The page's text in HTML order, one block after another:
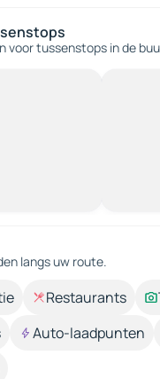
voor tussenstops in de
langs uw route.
Restaurants
Auto-laadpunten